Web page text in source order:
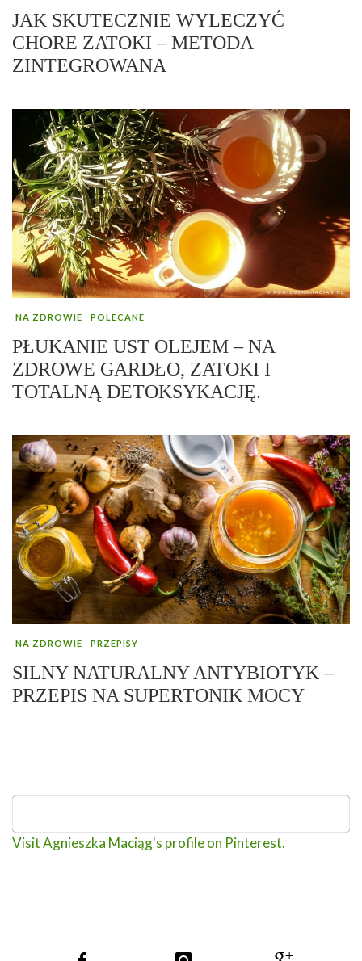
JAK SKUTECZNIE WYLECZYĆ
CHORE ZATOKI – METODA
ZINTEGROWANA
NA ZDROWIE POLECANE
PŁUKANIE UST OLEJEM – NA
ZDROWE GARDŁO, ZATOKI I
TOTALNĄ DETOKSYKACJĘ.
NA ZDROWIE PRZEPISY
SILNY NATURALNY ANTYBIOTYK –
PRZEPIS NA SUPERTONIK MOCY
Visit Agnieszka Maciąg's profile on Pinterest.